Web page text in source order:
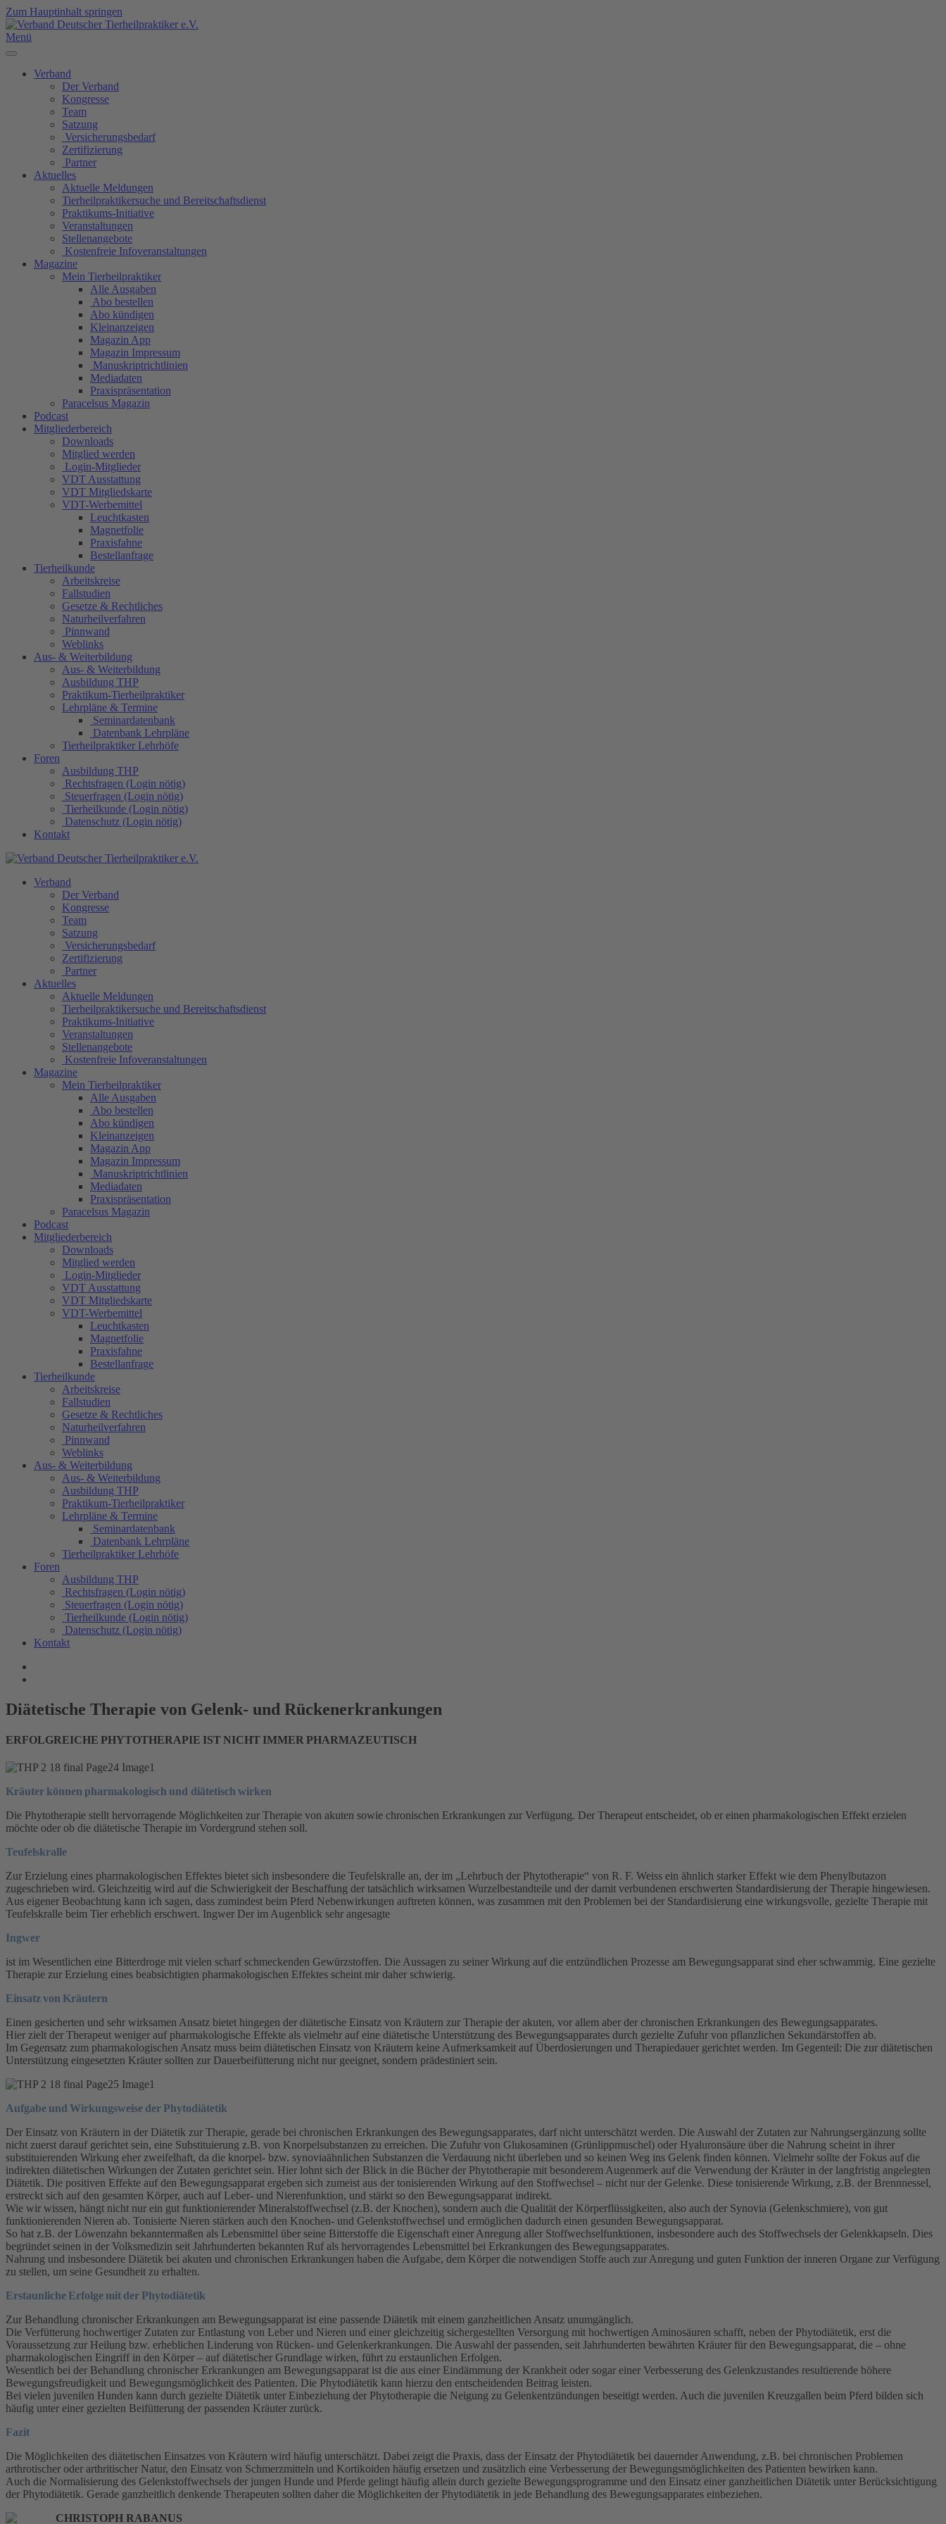
Zum Hauptinhalt springen
Menü
Verband
Der Verband
Kongresse
Team
Satzung
Versicherungsbedarf
Zertifizierung
Partner
Aktuelles
Aktuelle Meldungen
Tierheilpraktikersuche und Bereitschaftsdienst
Praktikums-Initiative
Veranstaltungen
Stellenangebote
Kostenfreie Infoveranstaltungen
Magazine
Mein Tierheilpraktiker
Alle Ausgaben
Abo bestellen
Abo kündigen
Kleinanzeigen
Magazin App
Magazin Impressum
Manuskriptrichtlinien
Mediadaten
Praxispräsentation
Paracelsus Magazin
Podcast
Mitgliederbereich
Downloads
Mitglied werden
Login-Mitglieder
VDT Ausstattung
VDT Mitgliedskarte
VDT-Werbemittel
Leuchtkasten
Magnetfolie
Praxisfahne
Bestellanfrage
Tierheilkunde
Arbeitskreise
Fallstudien
Gesetze & Rechtliches
Naturheilverfahren
Pinnwand
Weblinks
Aus- & Weiterbildung
Aus- & Weiterbildung
Ausbildung THP
Praktikum-Tierheilpraktiker
Lehrpläne & Termine
Seminardatenbank
Datenbank Lehrpläne
Tierheilpraktiker Lehrhöfe
Foren
Ausbildung THP
Rechtsfragen (Login nötig)
Steuerfragen (Login nötig)
Tierheilkunde (Login nötig)
Datenschutz (Login nötig)
Kontakt
Verband
Der Verband
Kongresse
Team
Satzung
Versicherungsbedarf
Zertifizierung
Partner
Aktuelles
Aktuelle Meldungen
Tierheilpraktikersuche und Bereitschaftsdienst
Praktikums-Initiative
Veranstaltungen
Stellenangebote
Kostenfreie Infoveranstaltungen
Magazine
Mein Tierheilpraktiker
Alle Ausgaben
Abo bestellen
Abo kündigen
Kleinanzeigen
Magazin App
Magazin Impressum
Manuskriptrichtlinien
Mediadaten
Praxispräsentation
Paracelsus Magazin
Podcast
Mitgliederbereich
Downloads
Mitglied werden
Login-Mitglieder
VDT Ausstattung
VDT Mitgliedskarte
VDT-Werbemittel
Leuchtkasten
Magnetfolie
Praxisfahne
Bestellanfrage
Tierheilkunde
Arbeitskreise
Fallstudien
Gesetze & Rechtliches
Naturheilverfahren
Pinnwand
Weblinks
Aus- & Weiterbildung
Aus- & Weiterbildung
Ausbildung THP
Praktikum-Tierheilpraktiker
Lehrpläne & Termine
Seminardatenbank
Datenbank Lehrpläne
Tierheilpraktiker Lehrhöfe
Foren
Ausbildung THP
Rechtsfragen (Login nötig)
Steuerfragen (Login nötig)
Tierheilkunde (Login nötig)
Datenschutz (Login nötig)
Kontakt
Diätetische Therapie von Gelenk- und Rückenerkrankungen
ERFOLGREICHE PHYTOTHERAPIE IST NICHT IMMER PHARMAZEUTISCH
Kräuter können pharmakologisch und diätetisch wirken
Die Phytotherapie stellt hervorragende Möglichkeiten zur Therapie von akuten sowie chronischen Erkrankungen zur Verfügung. Der Therapeut entscheidet, ob er einen pharmakologischen Effekt erzielen
möchte oder ob die diätetische Therapie im Vordergrund stehen soll.
Teufelskralle
Zur Erzielung eines pharmakologischen Effektes bietet sich insbesondere die Teufelskralle an, der im „Lehrbuch der Phytotherapie“ von R. F. Weiss ein ähnlich starker Effekt wie dem Phenylbutazon
zugeschrieben wird. Gleichzeitig wird auf die Schwierigkeit der Beschaffung der tatsächlich wirksamen Wurzelbestandteile und der damit verbundenen erschwerten Standardisierung der Therapie hingewiesen.
Aus eigener Beobachtung kann ich sagen, dass zumindest beim Pferd Nebenwirkungen auftreten können, was zusammen mit den Problemen bei der Standardisierung eine wirkungsvolle, gezielte Therapie mit
Teufelskralle beim Tier erheblich erschwert. Ingwer Der im Augenblick sehr angesagte
Ingwer
ist im Wesentlichen eine Bitterdroge mit vielen scharf schmeckenden Gewürzstoffen. Die Aussagen zu seiner Wirkung auf die entzündlichen Prozesse am Bewegungsapparat sind eher schwammig. Eine gezielte
Therapie zur Erzielung eines beabsichtigten pharmakologischen Effektes scheint mir daher schwierig.
Einsatz von Kräutern
Einen gesicherten und sehr wirksamen Ansatz bietet hingegen der diätetische Einsatz von Kräutern zur Therapie der akuten, vor allem aber der chronischen Erkrankungen des Bewegungsapparates.
Hier zielt der Therapeut weniger auf pharmakologische Effekte als vielmehr auf eine diätetische Unterstützung des Bewegungsapparates durch gezielte Zufuhr von pflanzlichen Sekundärstoffen ab.
Im Gegensatz zum pharmakologischen Ansatz muss beim diätetischen Einsatz von Kräutern keine Aufmerksamkeit auf Überdosierungen und Therapiedauer gerichtet werden. Im Gegenteil: Die zur diätetischen
Unterstützung eingesetzten Kräuter sollten zur Dauerbeifütterung nicht nur geeignet, sondern prädestiniert sein.
Aufgabe und Wirkungsweise der Phytodiätetik
Der Einsatz von Kräutern in der Diätetik zur Therapie, gerade bei chronischen Erkrankungen des Bewegungsapparates, darf nicht unterschätzt werden. Die Auswahl der Zutaten zur Nahrungsergänzung sollte
nicht zuerst darauf gerichtet sein, eine Substituierung z.B. von Knorpelsubstanzen zu erreichen. Die Zufuhr von Glukosaminen (Grünlippmuschel) oder Hyaluronsäure über die Nahrung scheint in ihrer
substituierenden Wirkung eher zweifelhaft, da die knorpel- bzw. synoviaähnlichen Substanzen die Verdauung nicht überleben und so keinen Weg ins Gelenk finden können. Vielmehr sollte der Fokus auf die
indirekten diätetischen Wirkungen der Zutaten gerichtet sein. Hier lohnt sich der Blick in die Bücher der Phytotherapie mit besonderem Augenmerk auf die Verwendung der Kräuter in der langfristig angelegten
Diätetik. Die positiven Effekte auf den Bewegungsapparat ergeben sich zumeist aus der tonisierenden Wirkung auf den Stoffwechsel – nicht nur der Gelenke. Diese tonisierende Wirkung, z.B. der Brennnessel,
erstreckt sich auf den gesamten Körper, auch auf Leber- und Nierenfunktion, und stärkt so den Bewegungsapparat indirekt.
Wie wir wissen, hängt nicht nur ein gut funktionierender Mineralstoffwechsel (z.B. der Knochen), sondern auch die Qualität der Körperflüssigkeiten, also auch der Synovia (Gelenkschmiere), von gut
funktionierenden Nieren ab. Tonisierte Nieren stärken auch den Knochen- und Gelenkstoffwechsel und ermöglichen dadurch einen gesunden Bewegungsapparat.
So hat z.B. der Löwenzahn bekanntermaßen als Lebensmittel über seine Bitterstoffe die Eigenschaft einer Anregung aller Stoffwechselfunktionen, insbesondere auch des Stoffwechsels der Gelenkkapseln. Dies
begründet seinen in der Volksmedizin seit Jahrhunderten bekannten Ruf als hervorragendes Lebensmittel bei Erkrankungen des Bewegungsapparates.
Nahrung und insbesondere Diätetik bei akuten und chronischen Erkrankungen haben die Aufgabe, dem Körper die notwendigen Stoffe auch zur Anregung und guten Funktion der inneren Organe zur Verfügung
zu stellen, um seine Gesundheit zu erhalten.
Erstaunliche Erfolge mit der Phytodiätetik
Zur Behandlung chronischer Erkrankungen am Bewegungsapparat ist eine passende Diätetik mit einem ganzheitlichen Ansatz unumgänglich.
Die Verfütterung hochwertiger Zutaten zur Entlastung von Leber und Nieren und einer gleichzeitig sichergestellten Versorgung mit hochwertigen Aminosäuren schafft, neben der Phytodiätetik, erst die
Voraussetzung zur Heilung bzw. erheblichen Linderung von Rücken- und Gelenkerkrankungen. Die Auswahl der passenden, seit Jahrhunderten bewährten Kräuter für den Bewegungsapparat, die – ohne
pharmakologischen Eingriff in den Körper – auf diätetischer Grundlage wirken, führt zu erstaunlichen Erfolgen.
Wesentlich bei der Behandlung chronischer Erkrankungen am Bewegungsapparat ist die aus einer Eindämmung der Krankheit oder sogar einer Verbesserung des Gelenkzustandes resultierende höhere
Bewegungsfreudigkeit und Bewegungsmöglichkeit des Patienten. Die Phytodiätetik kann hierzu den entscheidenden Beitrag leisten.
Bei vielen juvenilen Hunden kann durch gezielte Diätetik unter Einbeziehung der Phytotherapie die Neigung zu Gelenkentzündungen beseitigt werden. Auch die juvenilen Kreuzgallen beim Pferd bilden sich
häufig unter einer gezielten Beifütterung der passenden Kräuter zurück.
Fazit
Die Möglichkeiten des diätetischen Einsatzes von Kräutern wird häufig unterschätzt. Dabei zeigt die Praxis, dass der Einsatz der Phytodiätetik bei dauernder Anwendung, z.B. bei chronischen Problemen
arthrotischer oder arthritischer Natur, den Einsatz von Schmerzmitteln und Kortikoiden häufig ersetzen und zusätzlich eine Verbesserung der Bewegungsmöglichkeiten des Patienten bewirken kann.
Auch die Normalisierung des Gelenkstoffwechsels der jungen Hunde und Pferde gelingt häufig allein durch gezielte Bewegungsprogramme und den Einsatz einer ganzheitlichen Diätetik unter Berücksichtigung
der Phytodiätetik. Gerade ganzheitlich denkende Therapeuten sollten daher die Möglichkeiten der Phytodiätetik in jede Behandlung des Bewegungsapparates einbeziehen.
CHRISTOPH RABANUS